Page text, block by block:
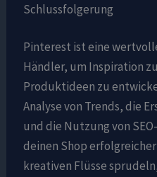
Schlussfolgerung
Pinterest ist eine
Händler, um Inspiration
Produktideen zu
Analyse von Trends, die
und die Nutzung von
deinen Shop erfolgreicher
kreativen Flüsse